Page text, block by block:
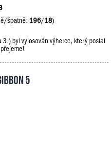
špatně: 196/18)
3.) byl vylosován výherce, který poslal
5